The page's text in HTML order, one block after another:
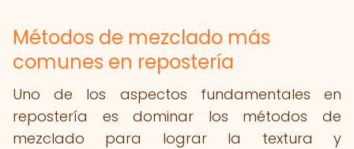
Métodos de mezclado más
comunes en repostería
Uno de los aspectos fundamentales en
repostería es dominar los métodos de
mezclado para lograr la textura y